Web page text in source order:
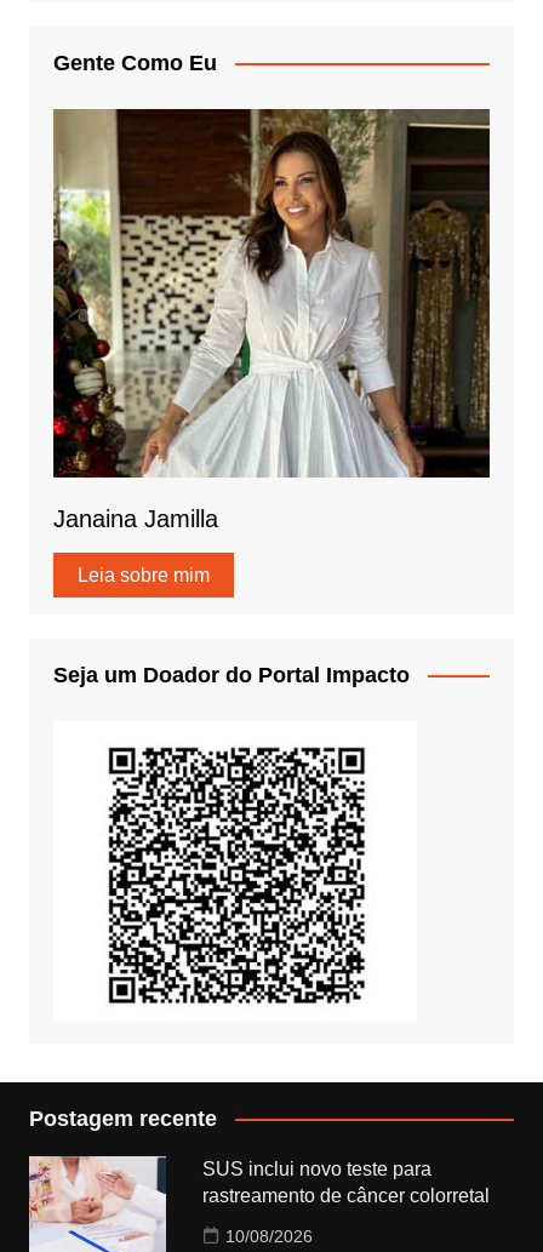
Gente Como Eu
Janaina Jamilla
Leia sobre mim
Seja um Doador do Portal Impacto
Postagem recente
SUS inclui novo teste para
rastreamento de câncer colorretal
10/08/2026